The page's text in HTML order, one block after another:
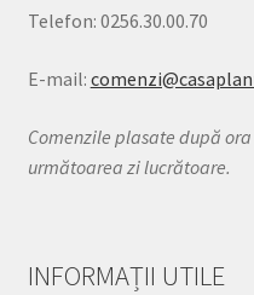
Telefon: 0256.30.00.70
E-mail:
Comenzile plasate după
următoarea zi lucrătoare.
INFORMAȚII UTILE